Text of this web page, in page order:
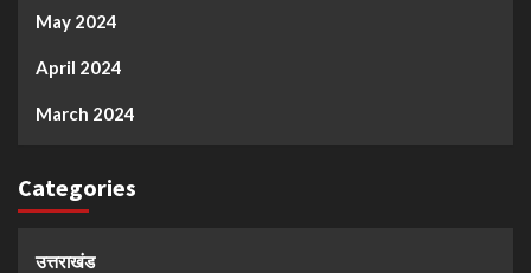
May 2024
April 2024
March 2024
Categories
उत्तराखंड